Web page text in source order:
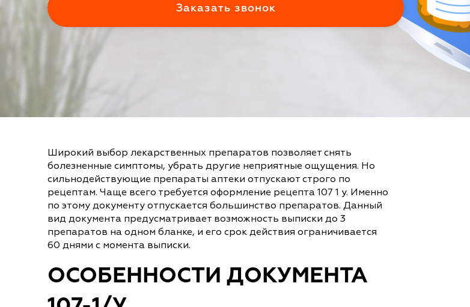
Широкий выбор лекарственных препаратов позволяет снять
болезненные симптомы, убрать другие неприятные ощущения. Но
сильнодействующие препараты аптеки отпускают строго по
рецептам. Чаще всего требуется оформление рецепта 107 1 у. Именно
по этому документу отпускается большинство препаратов. Данный
вид документа предусматривает возможность выписки до 3
препаратов на одном бланке, и его срок действия ограничивается
60 днями с момента выписки.
ОСОБЕННОСТИ ДОКУМЕНТА